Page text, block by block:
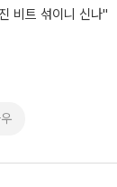
비트 섞이니 신나"